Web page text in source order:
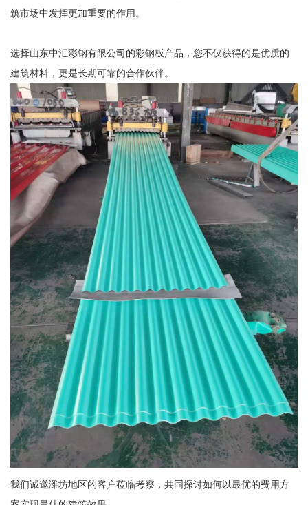
筑市场中发挥更加重要的作用。
选择山东中汇彩钢有限公司的彩钢板产品，您不仅获得的是优质的
建筑材料，更是长期可靠的合作伙伴。
我们诚邀潍坊地区的客户莅临考察，共同探讨如何以最优的费用方